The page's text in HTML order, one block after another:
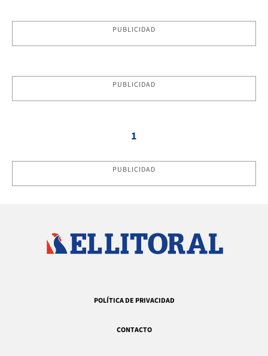
PUBLICIDAD
PUBLICIDAD
1
PUBLICIDAD
POLÍTICA DE PRIVACIDAD
CONTACTO